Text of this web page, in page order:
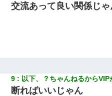
彼女にプロポーズしてOK貰っ
ホテルに泊まったんだけど従業
故私が怒鳴られなきゃいけなかっ
交流あって良い関係じゃ
9 以下、？ちゃんねるから
断ればいいじゃん